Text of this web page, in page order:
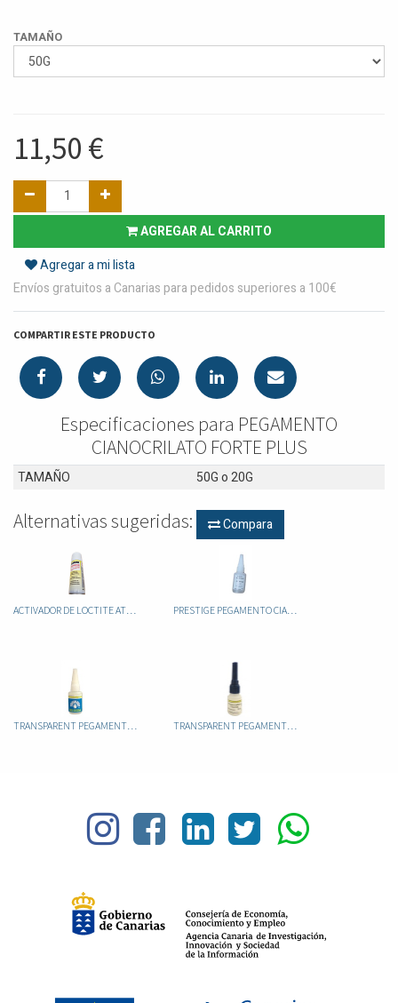
TAMAÑO
11,50 €
AGREGAR AL CARRITO
Agregar a mi lista
Envíos gratuitos a Canarias para pedidos superiores a 100€
COMPARTIR ESTE PRODUCTO
Especificaciones para PEGAMENTO
CIANOCRILATO FORTE PLUS
TAMAÑO 50Go20G
Alternativas sugeridas: Compara
ACTIVADOR DE LOCTITE ATOM 200ML PRESTIGE PEGAMENTO CIANOACRILATO
TRANSPARENT PEGAMENTO CIANOACRILATO TRANSPARENT PEGAMENTO CIANOCRILATO FLEXIBLE